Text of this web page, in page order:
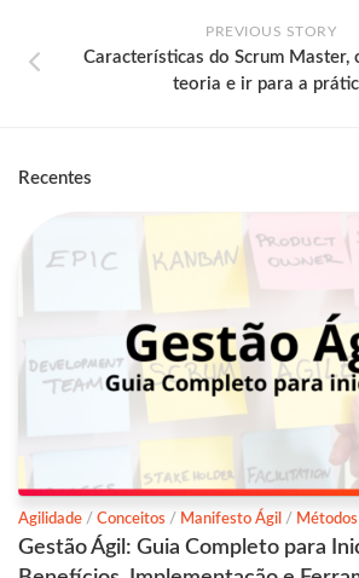
PREVIOUS STORY
Características do Scrum Master,
teoria e ir para a
Recentes
Agilidade / Conceitos / Manifesto Ágil /
Gestão Ágil: Guia Completo para